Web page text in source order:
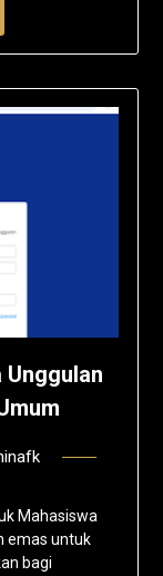
Mahasiswa
emas untuk
bagi